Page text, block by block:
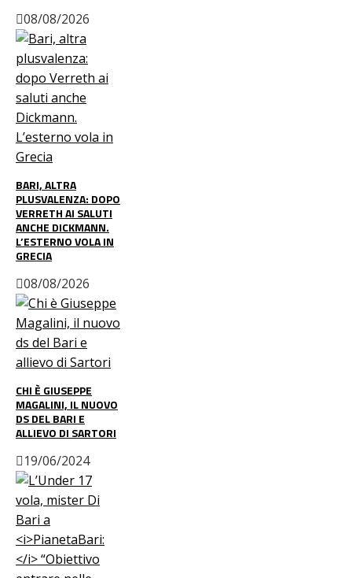
08/08/2026
BARI, ALTRA
PLUSVALENZA: DOPO
VERRETH AI SALUTI
ANCHE DICKMANN.
L’ESTERNO VOLA IN
GRECIA
08/08/2026
CHI È GIUSEPPE
MAGALINI, IL NUOVO
DS DEL BARI E
ALLIEVO DI SARTORI
19/06/2024